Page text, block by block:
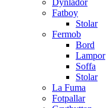
Fatboy
Stolar
Fermob
Bord
Lampor
Soffa
Stolar
La Fuma
Fotpallar